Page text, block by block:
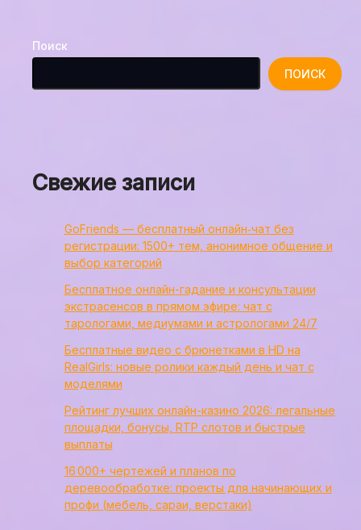
Поиск
ПОИСК
Свежие записи
GoFriends — бесплатный онлайн‑чат без
регистрации: 1500+ тем, анонимное общение и
выбор категорий
Бесплатное онлайн-гадание и консультации
экстрасенсов в прямом эфире: чат с
тарологами, медиумами и астрологами 24/7
Бесплатные видео с брюнетками в HD на
RealGirls: новые ролики каждый день и чат с
моделями
Рейтинг лучших онлайн-казино 2026: легальные
площадки, бонусы, RTP слотов и быстрые
выплаты
16 000+ чертежей и планов по
деревообработке: проекты для начинающих и
профи (мебель, сараи, верстаки)